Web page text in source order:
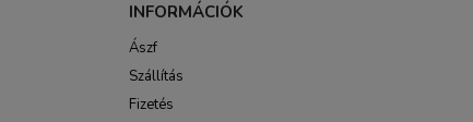
INFORMÁCIÓK
Ászf
Szállítás
Fizetés